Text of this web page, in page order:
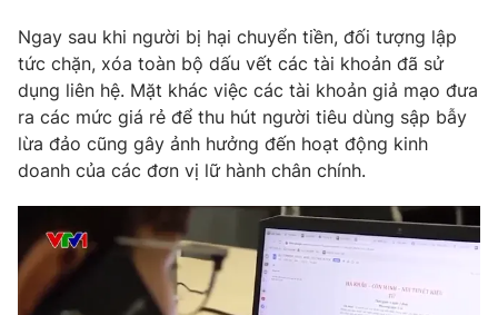
Chuyên mục khác
Emagazine Podcast
Photo Infographic
Shorts video
VTV Money VTV Thể thao
Ngay sau khi người bị hại chuyển tiền, đối tượng lập
tức chặn, xóa toàn bộ dấu vết các tài khoản đã sử
dụng liên hệ. Mặt khác việc các tài khoản giả mạo đưa
ra các mức giá rẻ để thu hút người tiêu dùng sập bẫy
lừa đảo cũng gây ảnh hưởng đến hoạt động kinh
doanh của các đơn vị lữ hành chân chính.